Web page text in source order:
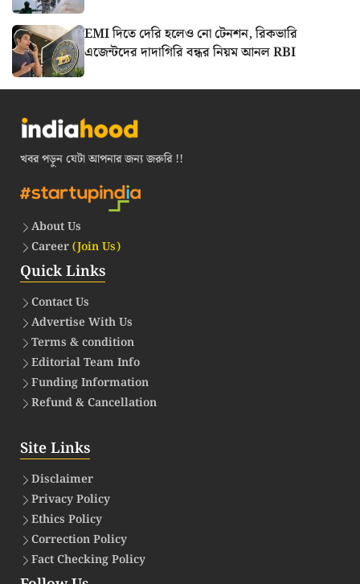
EMI দিতে দেরি হলেও নো টেনশন, রিকভারি
এজেন্টদের দাদাগিরি বন্ধর নিয়ম আনল RBI
খবর পড়ুন যেটা আপনার জন্য জরুরি !!
About Us
Career(Join Us)
Quick Links
Contact Us
Advertise With Us
Terms & condition
Editorial Team Info
Funding Information
Refund & Cancellation
Site Links
Disclaimer
Privacy Policy
Ethics Policy
Correction Policy
Fact Checking Policy